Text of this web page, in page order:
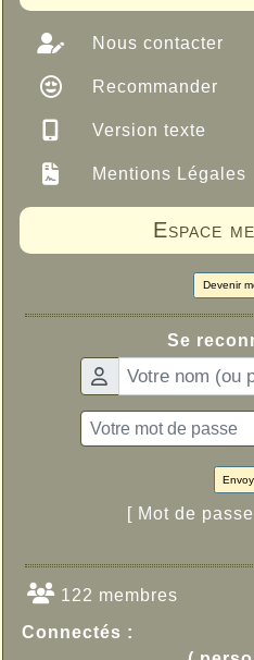
Nous contacter
Recommander
Version texte
Mentions Légales
Espace
Devenir
Se
[ Mot de
122 membres
Connectés :